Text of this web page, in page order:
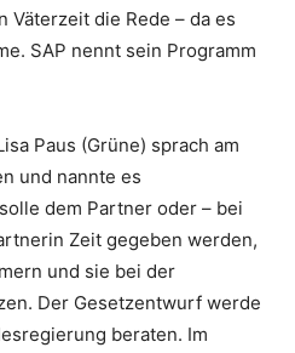
Väterzeit die Rede – da es
SAP nennt sein Programm
Paus (Grüne) sprach am
und nannte es
dem Partner oder – bei
Zeit gegeben werden,
und sie bei der
Der Gesetzentwurf werde
beraten. Im